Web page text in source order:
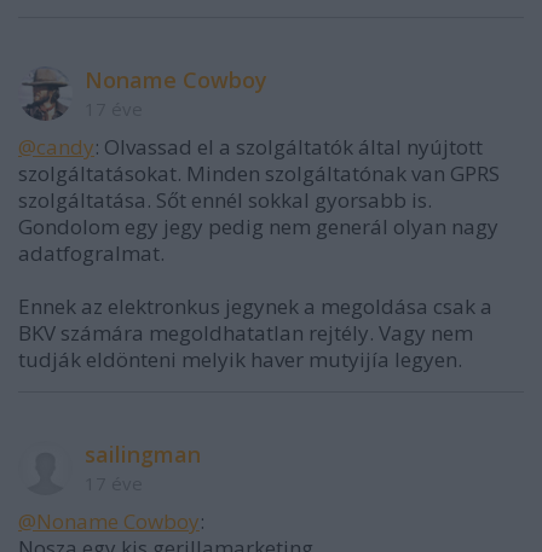
Noname Cowboy
@candy: Olvassad el a szolgáltatók által nyújtott
szolgáltatásokat. Minden szolgáltatónak van GPRS
szolgáltatása. Sőt ennél sokkal gyorsabb is.
Gondolom egy jegy pedig nem generál olyan nagy
adatfogralmat.
Ennek az elektronkus jegynek a megoldása csak a
BKV számára megoldhatatlan rejtély. Vagy nem
tudják eldönteni melyik haver mutyijía legyen.
sailingman
@Noname Cowboy: